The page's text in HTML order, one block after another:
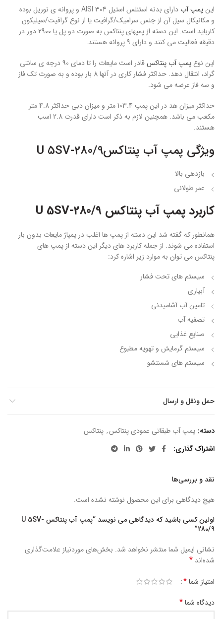
اینپمپ آب
دارای بدنه استنلس استیل AISI 304 و پروانه ی نوریل بوده
و مکانیکال سیل آن از جنس سرامیک/گرافیت یا از نوع گرافیت/سیلیکون
کارباید است. این دسته از پمپهای پنتاکس به صورت دو پل یا 2900 دور در
دقیقه فعالیت می کنند و دارای 9 پروانه هستند.
این نوع پمپ آب پنتاکس
قادر است مایعات را تا دمای 90 درجه ی سانتی
گراد، انتقال دهد. حداکثر فشار کاری در آنها 8 بار بوده و به صورت تک فاز
و سه فاز عرضه می شود.
حداکثر میزان هد در این پمپ 103.4 متر و میزان دبی حداکثر 4.8 متر
مکعب می باشد. همچنین لازم به ذکر است دارای قدرت 2.8 اسب
هستند.
ویژگی پمپ آب پنتاکسU 5SV-280/9
بازدهی بالا
عمر طولانی
کاربرد پمپ آب پنتاکس U 5SV-280/9
همانطور که گفته شد این دسته از پمپ ها اغلب در پمپاژ مایعات بدون بار
استفاده می شوند. از جمله کاربرد های دیگر این دسته از پمپ های
پنتاکس می توان به موارد زیر اشاره کرد:
سیستم های تحت فشار
آبیاری
تامین آب آشامیدنی
تصفیه آب
صنایع غذایی
سیستم گرمایش و تهویه مطبوع
سیستم های شستشو
حمل ونقل و ارسال
دسته: پمپ آب طبقاتی عمودی پنتاکس, پنتاکس
اشتراک گذاری
نقد و بررسی‌ها
هیچ دیدگاهی برای این محصول نوشته نشده است.
اولین کسی باشید که دیدگاهی می نویسد “پمپ آب پنتاکس U 5SV-
280/9”
نشانی ایمیل شما منتشر نخواهد شد. بخش‌های موردنیاز علامت‌گذاری
شده‌اند *
امتیاز شما*
دیدگاه شما*